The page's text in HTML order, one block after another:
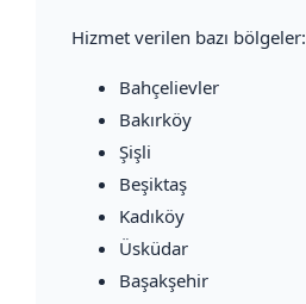
Hizmet verilen bazı bölgeler:
Bahçelievler
Bakırköy
Şişli
Beşiktaş
Kadıköy
Üsküdar
Başakşehir